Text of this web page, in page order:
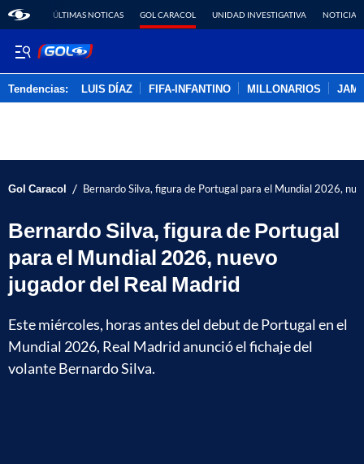
ÚLTIMAS NOTICAS GOL CARACOL UNIDAD INVESTIGATIVA NOTICIAS
Tendencias: LUIS DÍAZ FIFA-INFANTINO MILLONARIOS
Gol Caracol / Bernardo Silva, figura de Portugal para el Mundial 2026,
Bernardo Silva, figura de Portugal
para el Mundial 2026, nuevo
jugador del Real Madrid
Este miércoles, horas antes del debut de Portugal en el
Mundial 2026, Real Madrid anunció el fichaje del
volante Bernardo Silva.